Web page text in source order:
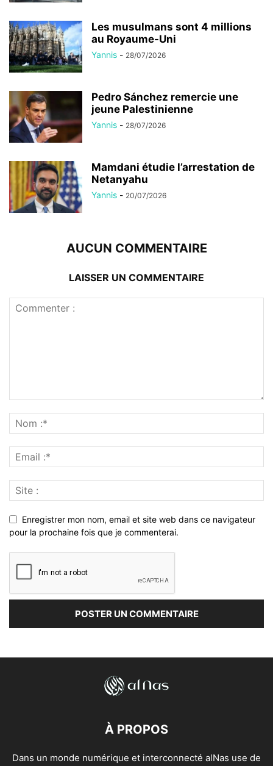
Les musulmans sont 4 millions
au Royaume-Uni
Yannis - 28/07/2026
Pedro Sánchez remercie une
jeune Palestinienne
Yannis - 28/07/2026
Mamdani étudie l’arrestation de
Netanyahu
Yannis - 20/07/2026
AUCUN COMMENTAIRE
LAISSER UN COMMENTAIRE
Enregistrer mon nom, email et site web dans ce navigateur
pour la prochaine fois que je commenterai.
À PROPOS
Dans un monde numérique et interconnecté alNas use de